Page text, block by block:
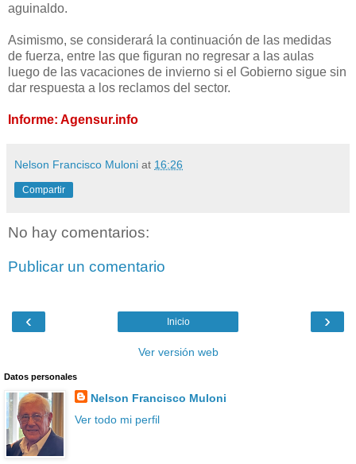
aguinaldo.
Asimismo, se considerará la continuación de las medidas
de fuerza, entre las que figuran no regresar a las aulas
luego de las vacaciones de invierno si el Gobierno sigue sin
dar respuesta a los reclamos del sector.
Informe: Agensur.info
Nelson Francisco Muloni at 16:26
Compartir
No hay comentarios:
Publicar un comentario
‹ ›
Inicio
Ver versión web
Datos personales
Nelson Francisco Muloni
Ver todo mi perfil